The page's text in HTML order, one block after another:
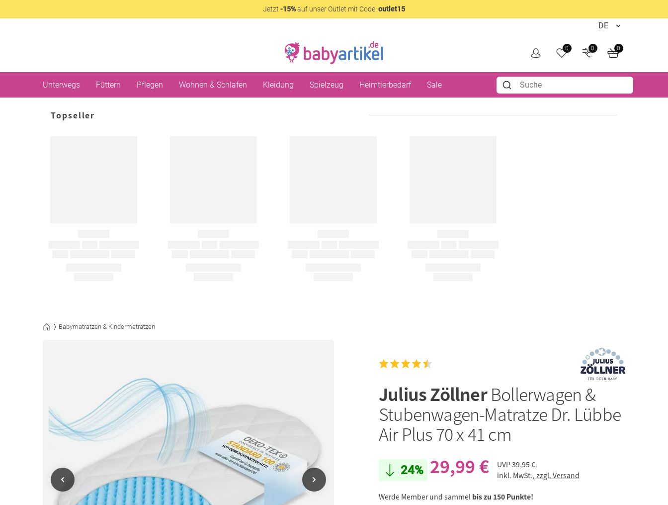
Jetzt -15%auf unser Outlet mit Code: outlet15
0 0 0
Unterwegs Füttern Pflegen Wohnen & Schlafen Kleidung Spielzeug Heimtierbedarf Sale
Topseller
Babymatratzen & Kindermatratzen
Julius ZöllnerBollerwagen &
Stubenwagen-Matratze Dr. Lübbe
Air Plus 70 x 41 cm
24% 29,99 € UVP39,95 €
inkl. MwSt., zzgl. Versand
Werde Member und sammel bis zu 150 Punkte!